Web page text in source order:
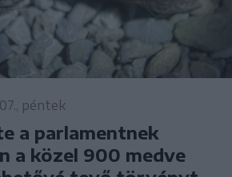
péntek
a parlamentnek
a közel 900 medve